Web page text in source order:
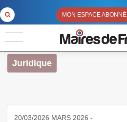
MON ESPACE ABONNÉ
Juridique
20/03/2026 MARS 2026 -